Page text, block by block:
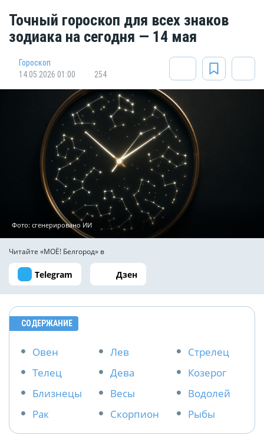
Точный гороскоп для всех знаков
зодиака на сегодня — 14 мая
Гороскоп
14.05.2026 01:00
254
Фото: сгенерировано ИИ
Читайте «МОЁ! Белгород» в
Telegram Дзен
СОДЕРЖАНИЕ
Овен
Телец
Близнецы
Рак
Лев
Дева
Весы
Скорпион
Стрелец
Козерог
Водолей
Рыбы